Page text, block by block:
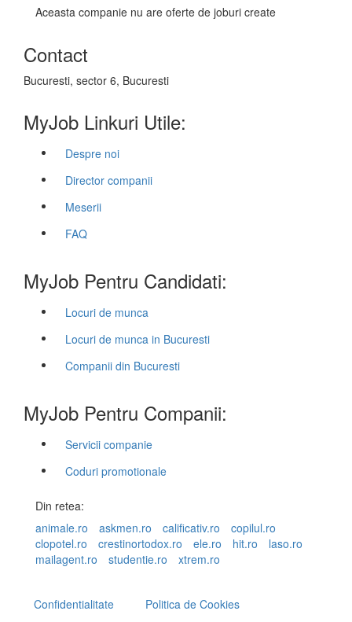
Aceasta companie nu are oferte de joburi create
Contact
Bucuresti, sector 6, Bucuresti
MyJob Linkuri Utile:
Despre noi
Director companii
Meserii
FAQ
MyJob Pentru Candidati:
Locuri de munca
Locuri de munca in Bucuresti
Companii din Bucuresti
MyJob Pentru Companii:
Servicii companie
Coduri promotionale
Din retea:
animale.ro
askmen.ro calificativ.ro
copilul.ro
clopotel.ro
crestinortodox.ro ele.ro hit.ro
laso.ro
mailagent.ro
studentie.ro xtrem.ro
Confidentialitate Politica de Cookies